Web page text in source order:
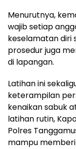
Menurutnya,
wajib setiap
keselamatan diri
prosedur juga
di lapangan.
Latihan ini
keterampilan
kenaikan sabuk
latihan rutin,
Polres
mampu